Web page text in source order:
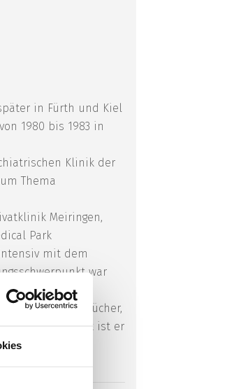
in Fürth und Kiel
1980 bis 1983 in
Klinik der
Thema
Meiringen,
Park
mit dem
war
Fachbücher,
Werk ist er